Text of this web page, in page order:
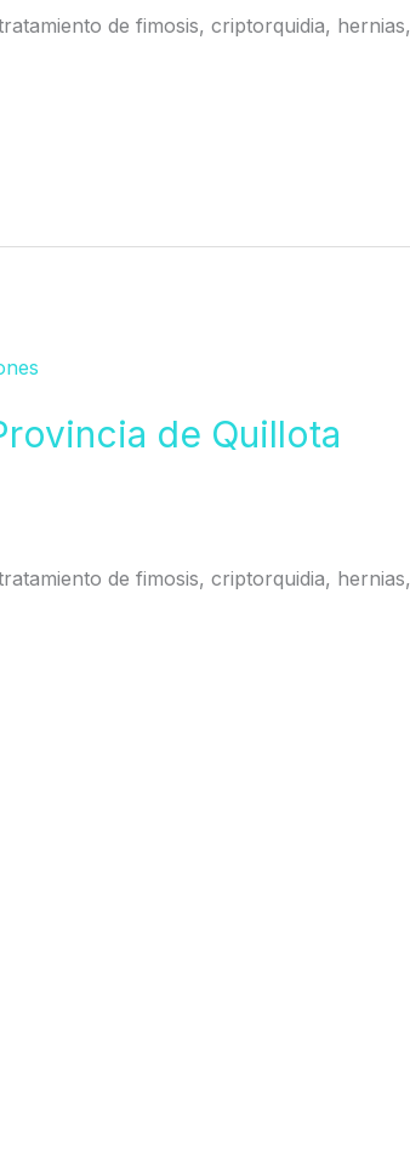
de fimosis, criptorquidia, hernias,
de Quillota
de fimosis, criptorquidia, hernias,